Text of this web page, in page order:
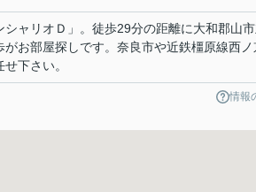
ャリオＤ」。徒歩29分の距離に大和郡山
お部屋探しです。奈良市や近鉄橿原線西ノ
下さい。
情報